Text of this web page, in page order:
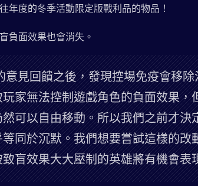
年度的冬季活動限定版戰利品的物品！
負面效果也會消失。
見回饋之後，發現控場免疫會移
家無法控制遊戲角色的負面效果
可以自由移動。所以我們之前才
同於沉默。我們想要嘗試這樣的
盲效果大大壓制的英雄將有機會表